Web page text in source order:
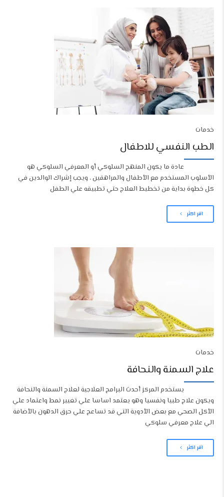
خدمات
الطب النفسي للاطفال
عادة ما يكون المنهج السلوكي أو المعرفي السلوكي هو
الأسلوب المستخدم مع الأطفال والمراهقين ، ويجب إشراك الوالدين في
كل خطوة بداية من تخطيط العلاج حتي تطبيقه علي الطفل
اقر اكثر
خدمات
علاج السمنة والنحافة
يستخدم المركز أحدث البرامج العلاجية لعلاج السمنة والنحافة
ويكون علاج طبيا ونفسيا وهو يعتمد اساسا علي تغيير نمط واعتماد علي
الأكل الصحي مع بعض الأدوية التي قد تساعج علي حرق الدهون بالأضافة
الي علاج معرفي سلوكي
اقر اكثر